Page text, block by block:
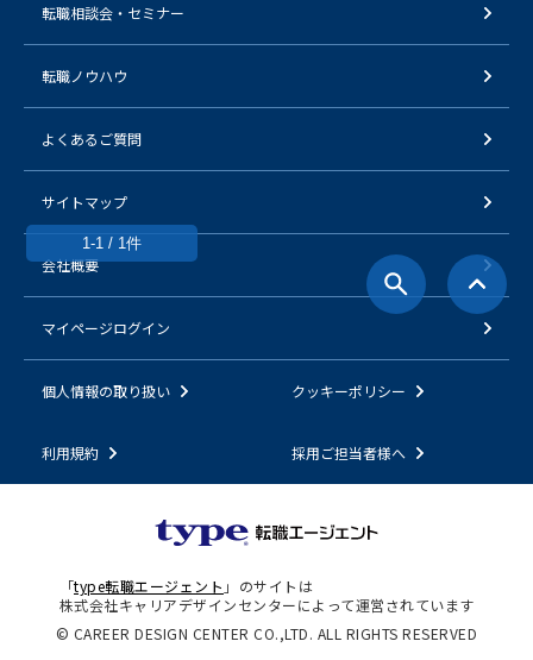
1-1 / 1件
転職相談会・セミナー
転職ノウハウ
よくあるご質問
サイトマップ
会社概要
マイページログイン
個人情報の取り扱い クッキーポリシー
利用規約 採用ご担当者様へ
「type転職エージェント 」のサイトは
株式会社キャリアデザインセンターによって運営されています
© CAREER DESIGN CENTER CO.,LTD. ALL RIGHTS RESERVED